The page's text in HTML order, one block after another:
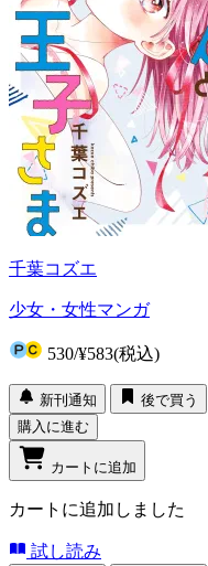
千葉コズエ
少女・女性マンガ
530/¥583(税込)
新刊通知
後で買う
購入に進む
カートに追加
カートに追加しました
試し読み